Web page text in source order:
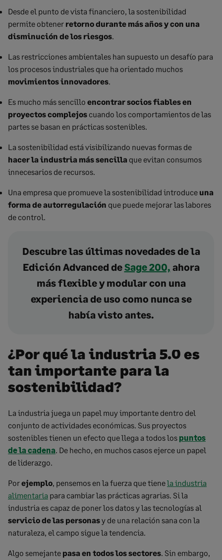
Desde el punto de vista financiero, la sostenibilidad
permite obtener retorno durante más años y con una
disminución de los riesgos
Las restricciones ambientales han supuesto un desafío para
los procesos industriales que ha orientado muchos
movimientos innovadores
Es mucho más sencillo encontrar socios fiables en
proyectos complejos cuando los comportamientos de las
partes se basan en prácticas sostenibles.
La sostenibilidad está visibilizando nuevas formas de
hacer la industria más sencilla que evitan consumos
innecesarios de recursos.
Una empresa que promueve la sostenibilidad introduce una
forma de autorregulación que puede mejorar las labores
de control.
Descubre las últimas novedades de la
Edición Advanced deSage 200, ahora
más flexible y modular con una
experiencia de uso como nunca se
había visto antes.
¿Por qué la industria 5.0 es
tan importante para la
sostenibilidad?
La industria juega un papel muy importante dentro del
conjunto de actividades económicas. Sus proyectos
sostenibles tienen un efecto que llega a todos los puntos
de la cadena. De hecho, en muchos casos ejerce un papel
de liderazgo.
Porejemplo, pensemos en la fuerza que tienela industria
alimentaria para cambiar las prácticas agrarias. Si la
industria es capaz de poner los datos y las tecnologías al
servicio de las personasy de una relación sana con la
naturaleza, el campo sigue la tendencia.
Algo semejante pasa en todos los sectores. Sin embargo,